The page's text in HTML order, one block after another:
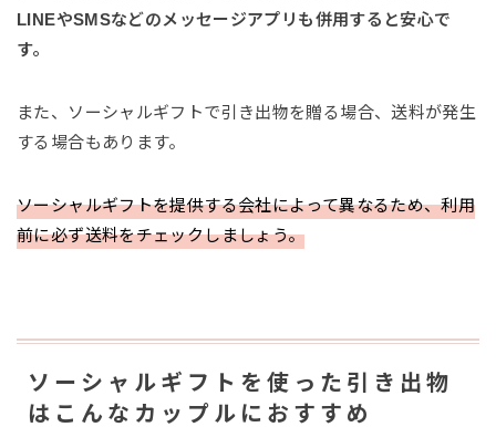
LINEやSMSなどのメッセージアプリも併用すると安心で
す。
また、ソーシャルギフトで引き出物を贈る場合、送料が発生
する場合もあります。
ソーシャルギフトを提供する会社によって異なるため、利用
前に必ず送料をチェックしましょう。
ソーシャルギフトを使った引き出物
はこんなカップルにおすすめ